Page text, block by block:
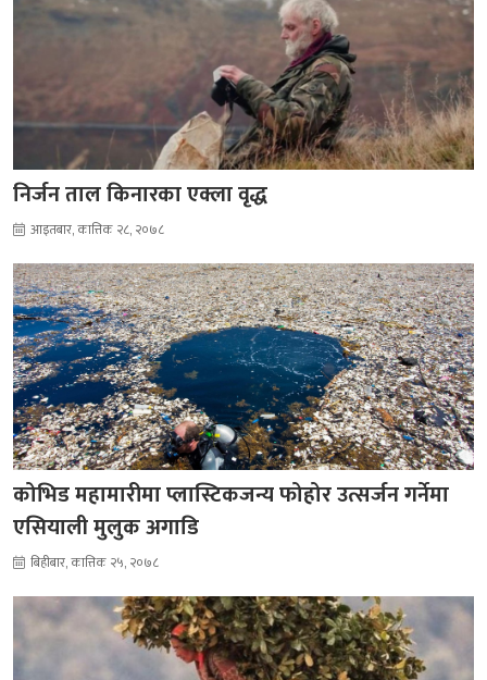
निर्जन ताल किनारका एक्ला वृद्ध
आइतबार, कात्तिक २८, २०७८
कोभिड महामारीमा प्लास्टिकजन्य फोहोर उत्सर्जन गर्नेमा
एसियाली मुलुक अगाडि
बिहीबार, कात्तिक २५, २०७८